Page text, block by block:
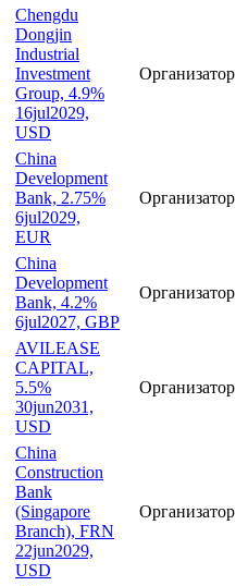
Chengdu
Dongjin
Industrial
Investment
Group, 4.9%
16jul2029,
USD
Организатор
China
Development
Bank, 2.75%
6jul2029,
EUR
Организатор
China
Development
Bank, 4.2%
6jul2027, GBP
Организатор
AVILEASE
CAPITAL,
5.5%
30jun2031,
USD
Организатор
China
Construction
Bank
(Singapore
Branch), FRN
22jun2029,
USD
Организатор